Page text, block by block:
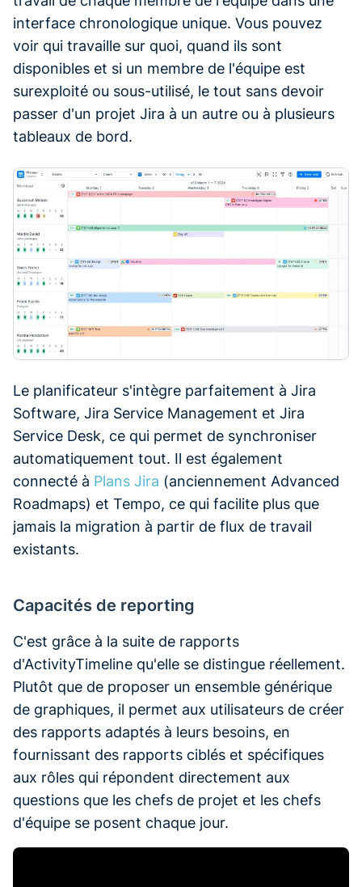
interface chronologique unique. Vous pouvez
voir qui travaille sur quoi, quand ils sont
disponibles et si un membre de l'équipe est
surexploité ou sous-utilisé, le tout sans devoir
passer d'un projet Jira à un autre ou à plusieurs
tableaux de bord.
Le planificateur s'intègre parfaitement à Jira
Software, Jira Service Management et Jira
Service Desk, ce qui permet de synchroniser
automatiquement tout. Il est également
connecté à Plans Jira (anciennement Advanced
Roadmaps) et Tempo, ce qui facilite plus que
jamais la migration à partir de flux de travail
existants.
Capacités de reporting
C'est grâce à la suite de rapports
d'ActivityTimeline qu'elle se distingue réellement.
Plutôt que de proposer un ensemble générique
de graphiques, il permet aux utilisateurs de créer
des rapports adaptés à leurs besoins, en
fournissant des rapports ciblés et spécifiques
aux rôles qui répondent directement aux
questions que les chefs de projet et les chefs
d'équipe se posent chaque jour.